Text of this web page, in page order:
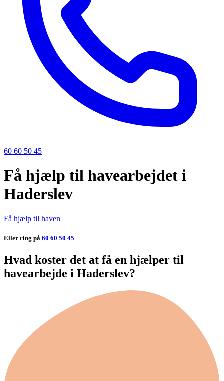
60 60 50 45
Få hjælp til havearbejdet i
Haderslev
Få hjælp til haven
Eller ring på 60 60 50 45
Hvad koster det at få en hjælper til
havearbejde i Haderslev?